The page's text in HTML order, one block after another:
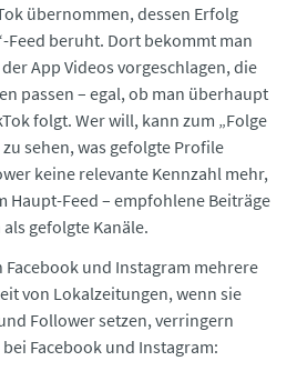
übernommen, dessen Erfolg
Feed beruht. Dort bekommt man
App Videos vorgeschlagen, die
passen – egal, ob man überhaupt
folgt. Wer will, kann zum „Folge
sehen, was gefolgte Profile
keine relevante Kennzahl mehr,
Haupt-Feed – empfohlene Beiträge
gefolgte Kanäle.
Facebook und Instagram mehrere
von Lokalzeitungen, wenn sie
Follower setzen, verringern
Facebook und Instagram: